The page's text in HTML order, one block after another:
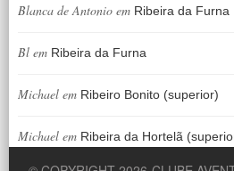
Blanca de Antonio em Ribeira da Furna
Bl em Ribeira da Furna
Michael em Ribeiro Bonito (superior)
Michael em Ribeira da Hortelã